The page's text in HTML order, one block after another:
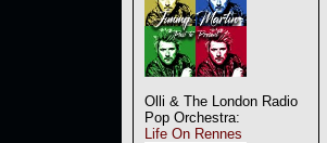
Olli & The London Radio
Pop Orchestra:
Life On Rennes